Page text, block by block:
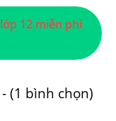
12 miễn phí
(1 bình chọn)